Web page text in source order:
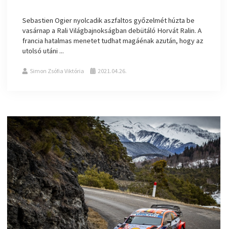
Sebastien Ogier nyolcadik aszfaltos győzelmét húzta be
vasárnap a Rali Világbajnokságban debütáló Horvát Ralin. A
francia hatalmas menetet tudhat magáénak azután, hogy az
utolsó utáni ...
Simon Zsófia Viktória 2021.04.26.